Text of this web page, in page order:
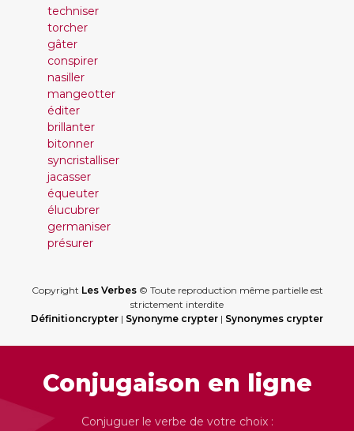
techniser
torcher
gâter
conspirer
nasiller
mangeotter
éditer
brillanter
bitonner
syncristalliser
jacasser
équeuter
élucubrer
germaniser
présurer
Copyright Les Verbes© Toute reproduction même partielle est
strictement interdite
Définitioncrypter | Synonyme crypter | Synonymes crypter
Conjugaison en ligne
Conjuguer le verbe de votre choix :